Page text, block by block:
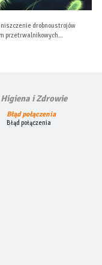
Deratyzacja, odszczurzanie –
środków chemicznych,
Higiena i Zdrowie
Błąd połączenia
Błąd połączenia